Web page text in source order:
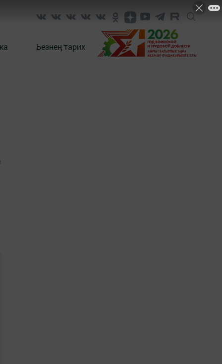
Безнең тарих